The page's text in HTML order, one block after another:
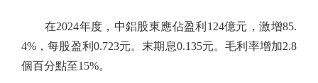
在2024年度，中鋁股東應佔盈利124億元，激增85.
4%，每股盈利0.723元。末期息0.135元。毛利率增加2.8
個百分點至15%。